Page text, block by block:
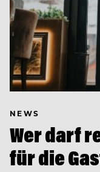
NEWS
Wer darf
für die